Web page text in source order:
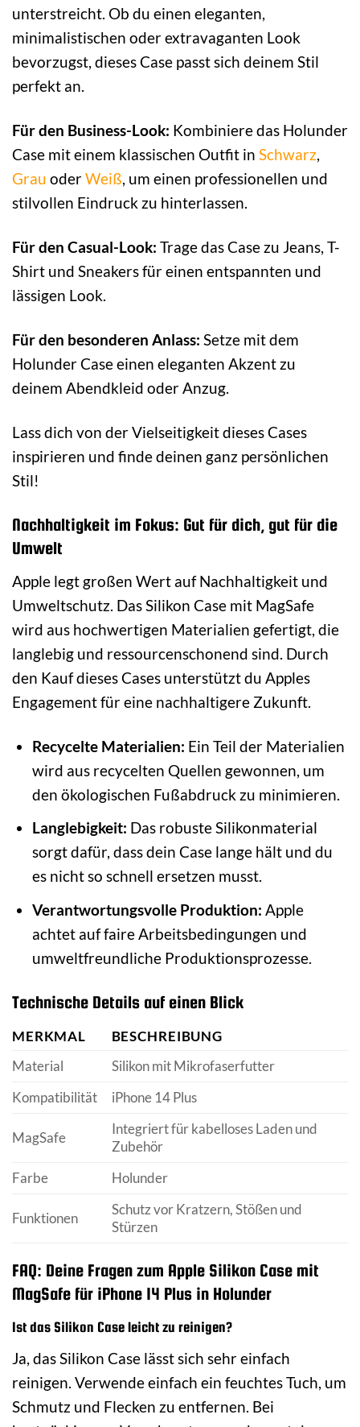
unterstreicht. Ob du einen eleganten,
minimalistischen oder extravaganten Look
bevorzugst, dieses Case passt sich deinem Stil
perfekt an.
Für den Business-Look: Kombiniere das Holunder
Case mit einem klassischen Outfit in Schwarz,
Grau oderWeiß, um einen professionellen und
stilvollen Eindruck zu hinterlassen.
Für den Casual-Look: Trage das Case zu Jeans, T-
Shirt und Sneakers für einen entspannten und
lässigen Look.
Für den besonderen Anlass: Setze mit dem
Holunder Case einen eleganten Akzent zu
deinem Abendkleid oder Anzug.
Lass dich von der Vielseitigkeit dieses Cases
inspirieren und finde deinen ganz persönlichen
Stil!
Nachhaltigkeit im Fokus: Gut für dich, gut für die
Umwelt
Apple legt großen Wert auf Nachhaltigkeit und
Umweltschutz. Das Silikon Case mit MagSafe
wird aus hochwertigen Materialien gefertigt, die
langlebig und ressourcenschonend sind. Durch
den Kauf dieses Cases unterstützt du Apples
Engagement für eine nachhaltigere Zukunft.
Recycelte Materialien: Ein Teil der Materialien
wird aus recycelten Quellen gewonnen, um
den ökologischen Fußabdruck zu minimieren.
Langlebigkeit: Das robuste Silikonmaterial
sorgt dafür, dass dein Case lange hält und du
es nicht so schnell ersetzen musst.
Verantwortungsvolle Produktion: Apple
achtet auf faire Arbeitsbedingungen und
umweltfreundliche Produktionsprozesse.
Technische Details auf einen Blick
MERKMAL
BESCHREIBUNG
Material
Silikon mit Mikrofaserfutter
Kompatibilität
iPhone 14 Plus
MagSafe
Integriert für kabelloses Laden und
Zubehör
Farbe
Holunder
Funktionen
Schutz vor Kratzern, Stößen und
Stürzen
FAQ: Deine Fragen zum Apple Silikon Case mit
MagSafe für iPhone 14 Plus in Holunder
Ist das Silikon Case leicht zu reinigen?
Ja, das Silikon Case lässt sich sehr einfach
reinigen. Verwende einfach ein feuchtes Tuch, um
Schmutz und Flecken zu entfernen. Bei